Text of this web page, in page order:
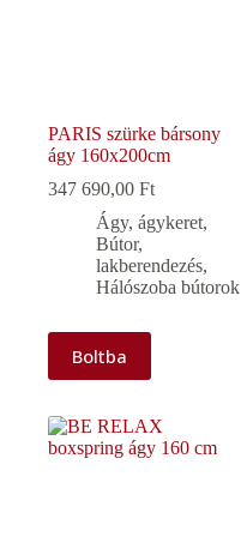
PARIS szürke bársony
ágy 160x200cm
347 690,00 Ft
Ágy, ágykeret,
Bútor,
lakberendezés,
Hálószoba bútorok
Boltba